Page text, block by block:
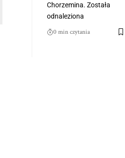
Chorzemina. Została
odnaleziona
0 min czytania